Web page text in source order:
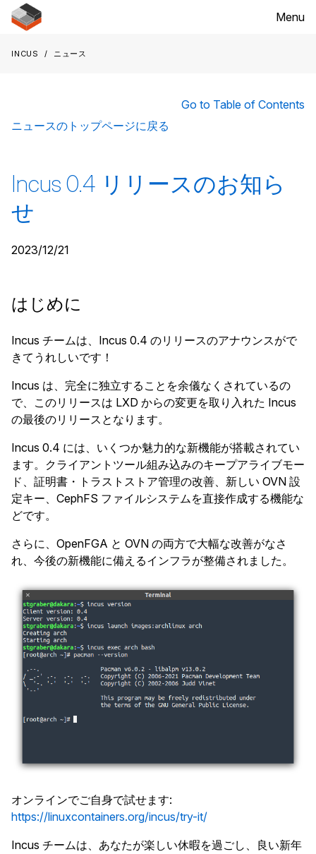
Menu
Incus ニュース
Go to Table of Contents
ニュースのトップページに戻る
Incus 0.4 リリースのお知ら
せ
2023/12/21
はじめに
Incus チームは、Incus 0.4 のリリースのアナウンスがで
きてうれしいです！
Incus は、完全に独立することを余儀なくされているの
で、このリリースは LXD からの変更を取り入れた Incus
の最後のリリースとなります。
Incus 0.4 には、いくつか魅力的な新機能が搭載されてい
ます。クライアントツール組み込みのキープアライブモー
ド、証明書・トラストストア管理の改善、新しい OVN 設
定キー、CephFS ファイルシステムを直接作成する機能な
どです。
さらに、OpenFGA と OVN の両方で大幅な改善がなさ
れ、今後の新機能に備えるインフラが整備されました。
オンラインでご自身で試せます:
https://linuxcontainers.org/incus/try-it/
Incus チームは、あなたが楽しい休暇を過ごし、良い新年